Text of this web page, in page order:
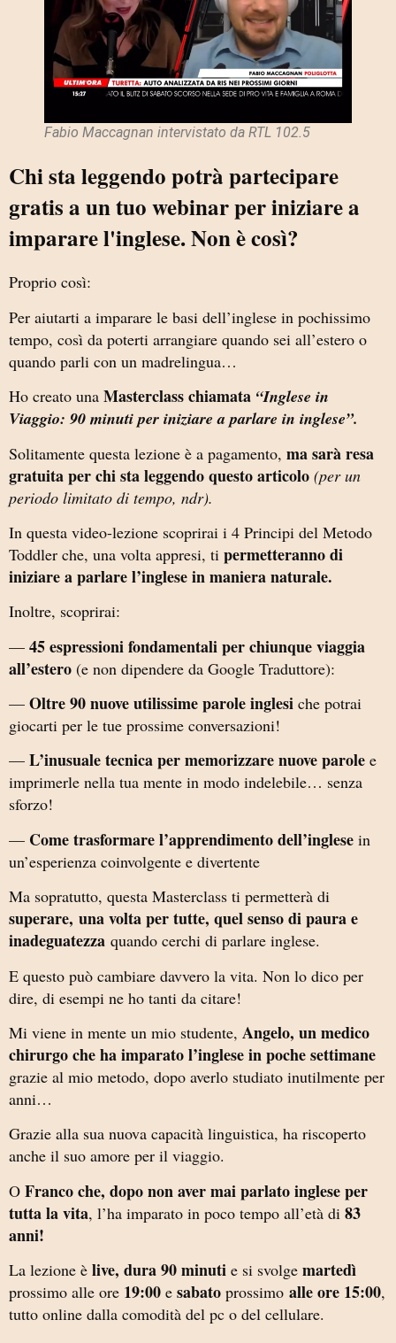
Fabio Maccagnan intervistato da RTL 102.5
Chi sta leggendo potrà partecipare
gratis a un tuo webinar per iniziare a
imparare l'inglese. Non è così?
Proprio così:
Per aiutarti a imparare le basi dell’inglese in pochissimo
tempo, così da poterti arrangiare quando sei all’estero o
quando parli con un madrelingua…
Ho creato una Masterclass chiamata “Inglese in
Viaggio: 90 minuti per iniziare a parlare in inglese”.
Solitamente questa lezione è a pagamento, ma sarà resa
gratuita per chi sta leggendo questo articolo (per un
periodo limitato di tempo, ndr).
In questa video-lezione scoprirai i 4 Principi del Metodo
Toddler che, una volta appresi, ti permetteranno di
iniziare a parlare l’inglese in maniera naturale.
Inoltre, scoprirai:
— 45 espressioni fondamentali per chiunque viaggia
all’estero (e non dipendere da Google Traduttore):
— Oltre 90 nuove utilissime parole inglesi che potrai
giocarti per le tue prossime conversazioni!
— L’inusuale tecnica per memorizzare nuove parole e
imprimerle nella tua mente in modo indelebile… senza
sforzo!
— Come trasformare l’apprendimento dell’inglese in
un’esperienza coinvolgente e divertente
Ma sopratutto, questa Masterclass ti permetterà di
superare, una volta per tutte, quel senso di paura e
inadeguatezza quando cerchi di parlare inglese.
E questo può cambiare davvero la vita. Non lo dico per
dire, di esempi ne ho tanti da citare!
Mi viene in mente un mio studente, Angelo, un medico
chirurgo che ha imparato l’inglese in poche settimane
grazie al mio metodo, dopo averlo studiato inutilmente per
anni…
Grazie alla sua nuova capacità linguistica, ha riscoperto
anche il suo amore per il viaggio.
O Franco che, dopo non aver mai parlato inglese per
tutta la vita, l’ha imparato in poco tempo all’età di 83
anni!
La lezione è live, dura 90 minuti e si svolge martedì
prossimo alle ore 19:00 e sabato prossimo alle ore 15:00,
tutto online dalla comodità del pc o del cellulare.